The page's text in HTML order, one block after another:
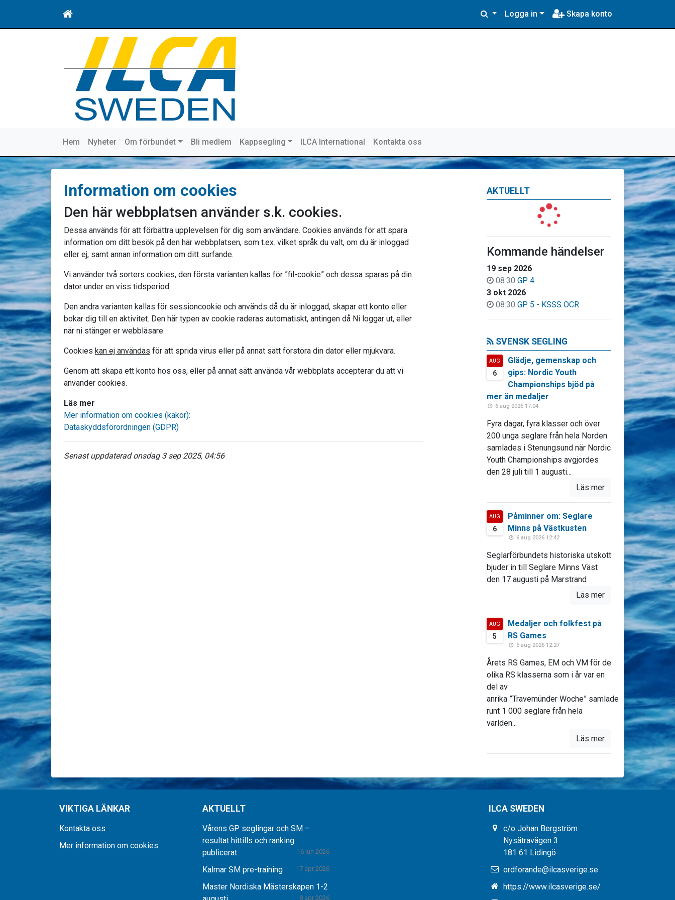
Logga in Skapa konto
Hem Nyheter Om förbundet Bli medlem Kappsegling ILCA International Kontakta oss
Information om cookies
Den här webbplatsen använder s.k. cookies.
Dessa används för att förbättra upplevelsen för dig som användare. Cookies används för att spara
information om ditt besök på den här webbplatsen, som t.ex. vilket språk du valt, om du är inloggad
eller ej, samt annan information om ditt surfande.
Vi använder två sorters cookies, den första varianten kallas för ”fil-cookie” och dessa sparas på din
dator under en viss tidsperiod.
Den andra varianten kallas för sessioncookie och används då du är inloggad, skapar ett konto eller
bokar dig till en aktivitet. Den här typen av cookie raderas automatiskt, antingen då Ni loggar ut, eller
när ni stänger er webbläsare.
Cookies kan ej användas för att sprida virus eller på annat sätt förstöra din dator eller mjukvara.
Genom att skapa ett konto hos oss, eller på annat sätt använda vår webbplats accepterar du att vi
använder cookies.
Läs mer
Mer information om cookies (kakor):
Dataskyddsförordningen (GDPR)
Senast uppdaterad onsdag 3 sep 2025, 04:56
AKTUELLT
Kommande händelser
19 sep 2026
08:30 GP 4
3 okt 2026
08:30 GP 5 - KSSS OCR
SVENSK SEGLING
AUG
6
Glädje, gemenskap och
gips: Nordic Youth
Championships bjöd på
mer än medaljer
6 aug 2026 17:04
Fyra dagar, fyra klasser och över
200 unga seglare från hela Norden
samlades i Stenungsund när Nordic
Youth Championships avgjordes
den 28 juli till 1 augusti...
Läs mer
AUG
6
Påminner om: Seglare
Minns på Västkusten
6 aug 2026 12:42
Seglarförbundets historiska utskott
bjuder in till Seglare Minns Väst
den 17 augusti på Marstrand
Läs mer
AUG
5
Medaljer och folkfest på
RS Games
5 aug 2026 12:27
Årets RS Games, EM och VM för de
olika RS klasserna som i år var en
del av
anrika ”Travemünder Woche” samlade
runt 1 000 seglare från hela
världen...
Läs mer
VIKTIGA LÄNKAR
Kontakta oss
Mer information om cookies
AKTUELLT
Vårens GP seglingar och SM –
resultat hittills och ranking
publicerat
16 jun 2026
Kalmar SM pre-training 17 apr 2026
Master Nordiska Mästerskapen 1-2
8 apr 2026
ILCA SWEDEN
c/o Johan Bergström
Nysätravägen 3
181 61 Lidingö
ordforande@ilcasverige.se
https://www.ilcasverige.se/